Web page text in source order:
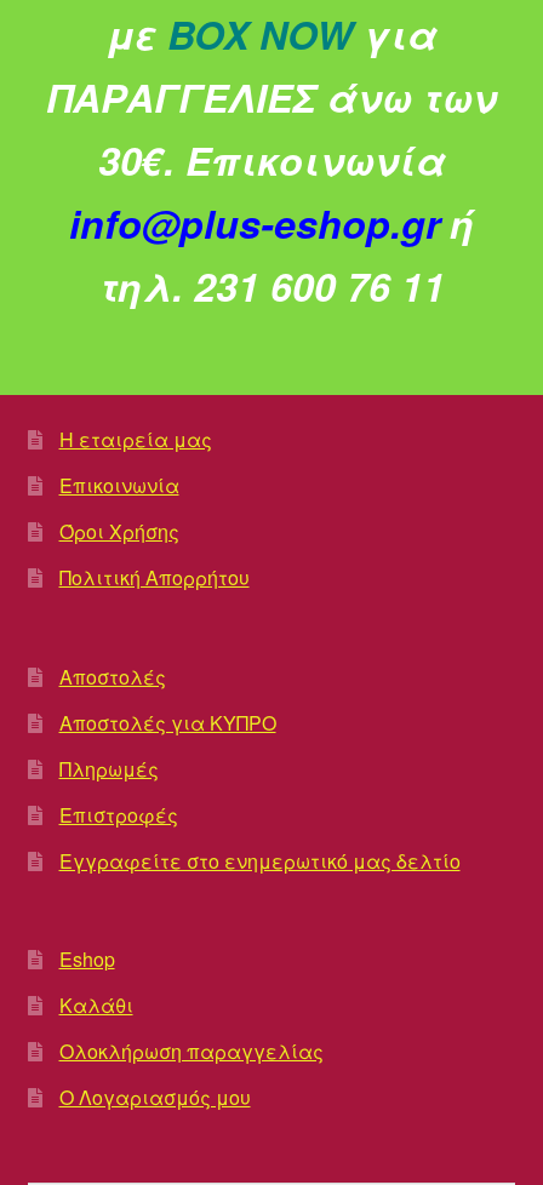
με BOX NOW για
ΠΑΡΑΓΓΕΛΙΕΣ άνω των
30€. Επικοινωνία
info@plus-eshop.grή
τηλ. 231 600 76 11
Η εταιρεία μας
Επικοινωνία
Όροι Χρήσης
Πολιτική Απορρήτου
Αποστολές
Αποστολές για ΚΥΠΡΟ
Πληρωμές
Επιστροφές
Εγγραφείτε στο ενημερωτικό μας δελτίο
Eshop
Καλάθι
Ολοκλήρωση παραγγελίας
Ο Λογαριασμός μου